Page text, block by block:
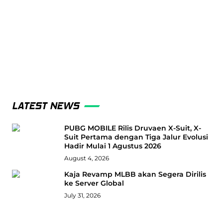
LATEST NEWS
PUBG MOBILE Rilis Druvaen X-Suit, X-
Suit Pertama dengan Tiga Jalur Evolusi
Hadir Mulai 1 Agustus 2026
August 4, 2026
Kaja Revamp MLBB akan Segera Dirilis
ke Server Global
July 31, 2026